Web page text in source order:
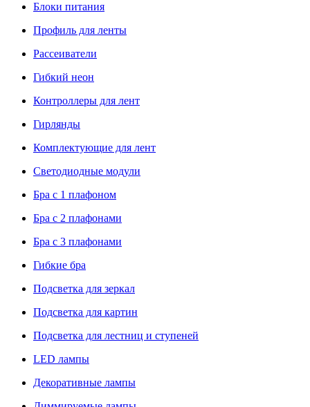
Блоки питания
Профиль для ленты
Рассеиватели
Гибкий неон
Контроллеры для лент
Гирлянды
Комплектующие для лент
Светодиодные модули
Бра с 1 плафоном
Бра с 2 плафонами
Бра с 3 плафонами
Гибкие бра
Подсветка для зеркал
Подсветка для картин
Подсветка для лестниц и ступеней
LED лампы
Декоративные лампы